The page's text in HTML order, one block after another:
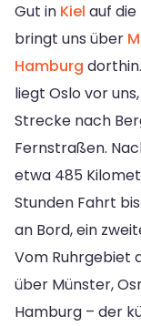
Gut in Kiel auf die
bringt uns über
Hamburg
liegt Oslo vor
Strecke nach
Fernstraßen.
etwa 485
Stunden Fahrt
an Bord, ein
Vom Ruhrgebiet
über Münster,
Hamburg – der